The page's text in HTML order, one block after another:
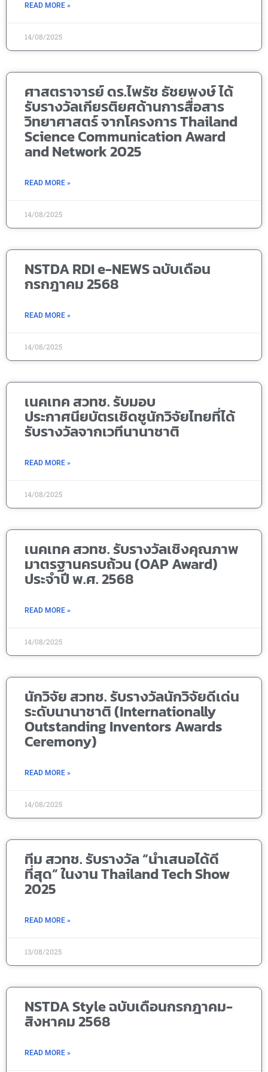
READ MORE »
14/08/2025
ศาสตราจารย์ ดร.ไพรัช ธัชยพงษ์ ได้
รับรางวัลเกียรติยศด้านการสื่อสาร
วิทยาศาสตร์ จากโครงการ Thailand
Science Communication Award
and Network 2025
READ MORE »
14/08/2025
NSTDA RDI e-NEWS ฉบับเดือน
กรกฎาคม 2568
READ MORE »
14/08/2025
เนคเทค สวทช. รับมอบ
ประกาศนียบัตรเชิดชูนักวิจัยไทยที่ได้
รับรางวัลจากเวทีนานาชาติ
READ MORE »
14/08/2025
เนคเทค สวทช. รับรางวัลเชิงคุณภาพ
มาตรฐานครบถ้วน (OAP Award)
ประจำปี พ.ศ. 2568
READ MORE »
14/08/2025
นักวิจัย สวทช. รับรางวัลนักวิจัยดีเด่น
ระดับนานาชาติ (Internationally
Outstanding Inventors Awards
Ceremony)
READ MORE »
14/08/2025
ทีม สวทช. รับรางวัล “นำเสนอได้ดี
ที่สุด” ในงาน Thailand Tech Show
2025
READ MORE »
13/08/2025
NSTDA Style ฉบับเดือนกรกฎาคม-
สิงหาคม 2568
READ MORE »